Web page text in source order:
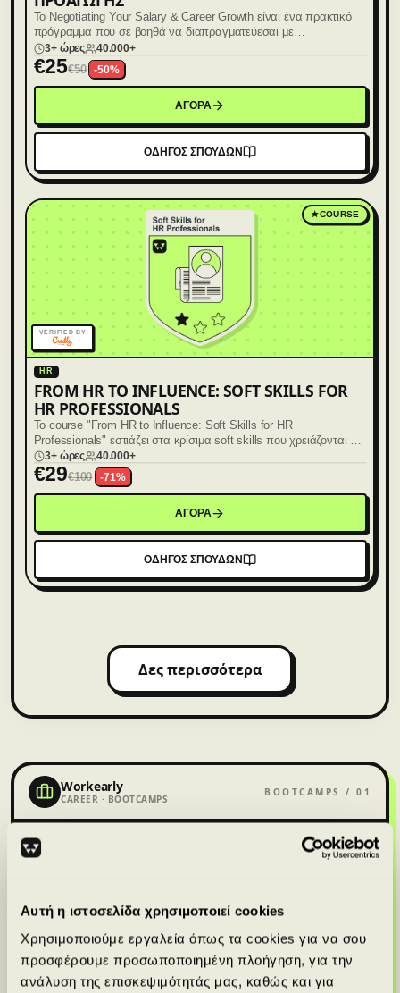
Αυτή η ιστοσελίδα χρησιμοποιεί cookies
Χρησιμοποιούμε εργαλεία όπως τα cookies για να σου
προσφέρουμε προσωποποιημένη πλοήγηση, για την
ανάλυση της επισκεψιμότητάς μας, καθώς και για
Το Negotiating Your Salary & Career Growth είναι ένα πρακτικό
πρόγραμμα που σε βοηθά να διαπραγματεύεσαι με
αυτοπεποίθηση την αύξηση μισθού, την προαγωγή ή τον επόμενο
ρόλο σου.
3+ ώρες 40.000+
€25€50 -50%
ΑΓΟΡΑ
ΟΔΗΓΟΣ ΣΠΟΥΔΩΝ
★COURSE
VERIFIED BY
HR
FROM HR TO INFLUENCE: SOFT SKILLS FOR
HR PROFESSIONALS
Το course "From HR to Influence: Soft Skills for HR
Professionals" εστιάζει στα κρίσιμα soft skills που χρειάζονται οι
σύγχρονοι επαγγελματίες HR για να έχουν επιρροή, αξιοπιστία
και ουσιαστικό ρόλο στον οργανισμό.
3+ ώρες 40.000+
€29€100 -71%
ΑΓΟΡΑ
ΟΔΗΓΟΣ ΣΠΟΥΔΩΝ
Δες περισσότερα
Workearly
CAREER · BOOTCAMPS
BOOTCAMPS / 01
Γίνε job-ready.
Όχι απλώς certified.